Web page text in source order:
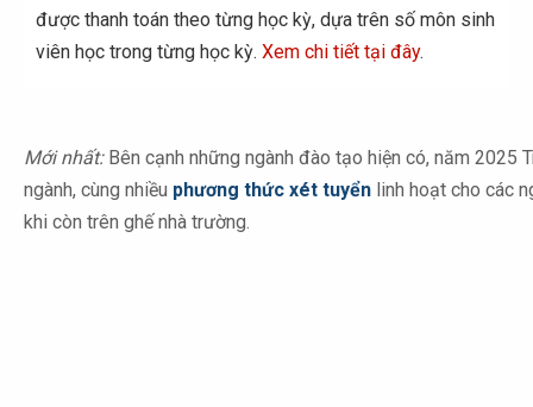
được thanh toán theo từng học kỳ, dựa trên số môn sinh
viên học trong từng học kỳ. Xem chi tiết tại đây.
Mới nhất: Bên cạnh những ngành đào tạo hiện có, năm
ngành, cùng nhiều phương thức xét tuyển linh hoạt cho các
khi còn trên ghế nhà trường.